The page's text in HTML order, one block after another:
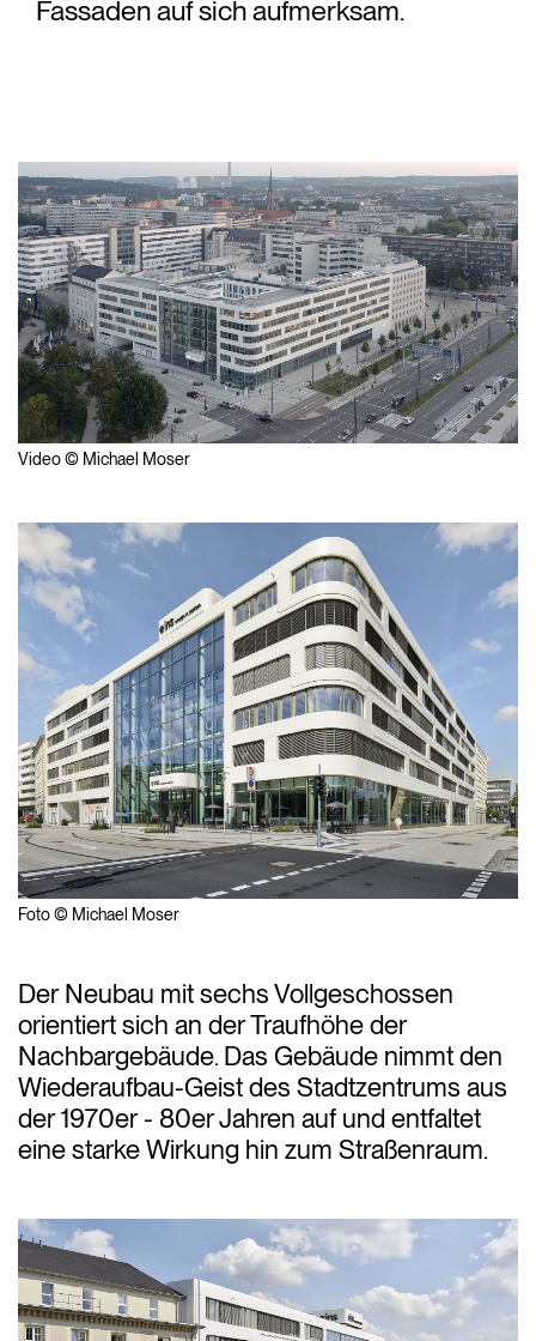
Fassaden auf sich aufmerksam.
Video © Michael Moser
Foto © Michael Moser
Der Neubau mit sechs Vollgeschossen
orientiert sich an der Traufhöhe der
Nachbargebäude. Das Gebäude nimmt den
Wiederaufbau-Geist des Stadtzentrums aus
der 1970er - 80er Jahren auf und entfaltet
eine starke Wirkung hin zum Straßenraum.